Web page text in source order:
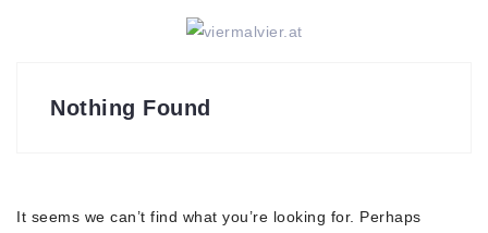
Nothing Found
It seems we can’t find what you’re looking for. Perhaps